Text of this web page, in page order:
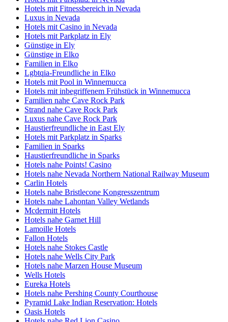
Hotels mit Fitnessbereich in Nevada
Luxus in Nevada
Hotels mit Casino in Nevada
Hotels mit Parkplatz in Ely
Günstige in Ely
Günstige in Elko
Familien in Elko
Lgbtqia-Freundliche in Elko
Hotels mit Pool in Winnemucca
Hotels mit inbegriffenem Frühstück in Winnemucca
Familien nahe Cave Rock Park
Strand nahe Cave Rock Park
Luxus nahe Cave Rock Park
Haustierfreundliche in East Ely
Hotels mit Parkplatz in Sparks
Familien in Sparks
Haustierfreundliche in Sparks
Hotels nahe Points! Casino
Hotels nahe Nevada Northern National Railway Museum
Carlin Hotels
Hotels nahe Bristlecone Kongresszentrum
Hotels nahe Lahontan Valley Wetlands
Mcdermitt Hotels
Hotels nahe Garnet Hill
Lamoille Hotels
Fallon Hotels
Hotels nahe Stokes Castle
Hotels nahe Wells City Park
Hotels nahe Marzen House Museum
Wells Hotels
Eureka Hotels
Hotels nahe Pershing County Courthouse
Pyramid Lake Indian Reservation: Hotels
Oasis Hotels